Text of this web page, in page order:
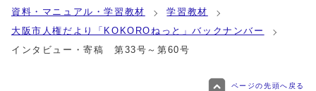
資料・マニュアル・学習教材
学習教材
大阪市人権だより「KOKOROねっと」バックナンバー
インタビュー・寄稿 第33号～第60号
ページの先頭へ戻る